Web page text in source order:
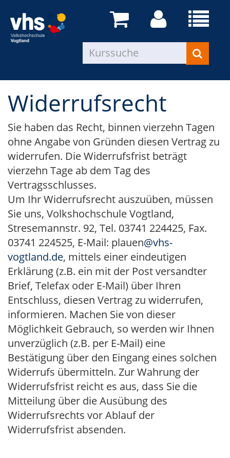
Widerrufsrecht
Sie haben das Recht, binnen vierzehn Tagen
ohne Angabe von Gründen diesen Vertrag zu
widerrufen. Die Widerrufsfrist beträgt
vierzehn Tage ab dem Tag des
Vertragsschlusses.
Um Ihr Widerrufsrecht auszuüben, müssen
Sie uns, Volkshochschule Vogtland,
Stresemannstr. 92, Tel. 03741 224425, Fax.
03741 224525, E-Mail: plauen@vhs-
vogtland.de, mittels einer eindeutigen
Erklärung (z.B. ein mit der Post versandter
Brief, Telefax oder E-Mail) über Ihren
Entschluss, diesen Vertrag zu widerrufen,
informieren. Machen Sie von dieser
Möglichkeit Gebrauch, so werden wir Ihnen
unverzüglich (z.B. per E-Mail) eine
Bestätigung über den Eingang eines solchen
Widerrufs übermitteln. Zur Wahrung der
Widerrufsfrist reicht es aus, dass Sie die
Mitteilung über die Ausübung des
Widerrufsrechts vor Ablauf der
Widerrufsfrist absenden.